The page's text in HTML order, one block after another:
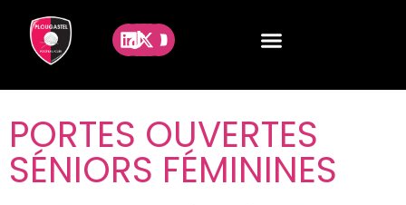
PORTES OUVERTES
SÉNIORS FÉMININES